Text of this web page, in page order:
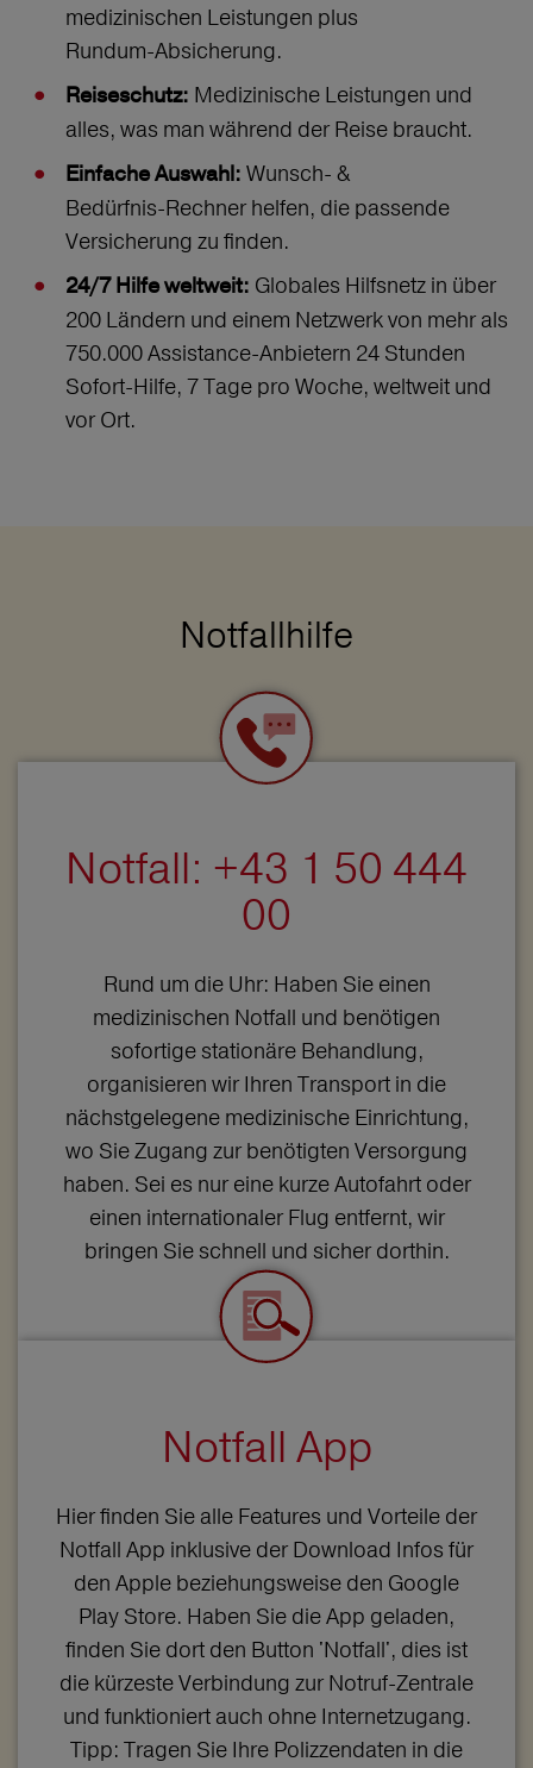
medizinischen Leistungen plus
Rundum‑Absicherung.
Reiseschutz: Medizinische Leistungen und
alles, was man während der Reise braucht.
Einfache Auswahl: Wunsch‑ &
Bedürfnis‑Rechner helfen, die passende
Versicherung zu finden.
24/7 Hilfe weltweit: Globales Hilfsnetz in über
200 Ländern und einem Netzwerk von mehr als
750.000 Assistance-Anbietern 24 Stunden
Sofort-Hilfe, 7 Tage pro Woche, weltweit und
vor Ort.
Notfallhilfe
Notfall: +43 1 50 444
00
Rund um die Uhr: Haben Sie einen
medizinischen Notfall und benötigen
sofortige stationäre Behandlung,
organisieren wir Ihren Transport in die
nächstgelegene medizinische Einrichtung,
wo Sie Zugang zur benötigten Versorgung
haben. Sei es nur eine kurze Autofahrt oder
einen internationaler Flug entfernt, wir
bringen Sie schnell und sicher dorthin.
Notfall App
Hier finden Sie alle Features und Vorteile der
Notfall App inklusive der Download Infos für
den Apple beziehungsweise den Google
Play Store. Haben Sie die App geladen,
finden Sie dort den Button 'Notfall', dies ist
die kürzeste Verbindung zur Notruf-Zentrale
und funktioniert auch ohne Internetzugang.
Tipp: Tragen Sie Ihre Polizzendaten in die